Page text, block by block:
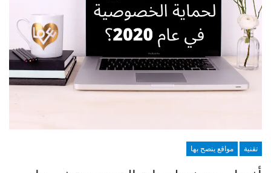
تقنية مواقع ينصح بها